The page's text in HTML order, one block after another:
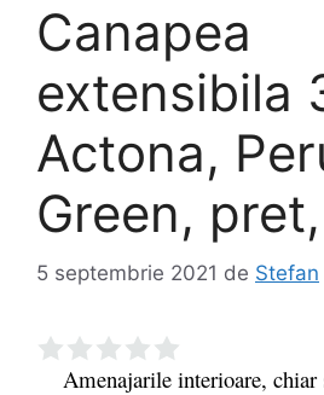
Canapea
extensibila
Actona,
Green,
5 septembrie 2021 de Stefan
Amenajarile interioare, chiar